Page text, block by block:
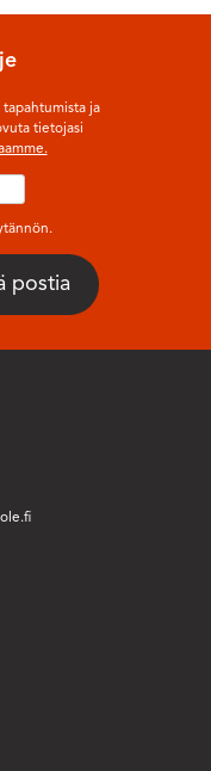
tapahtumista ja
tietojasi